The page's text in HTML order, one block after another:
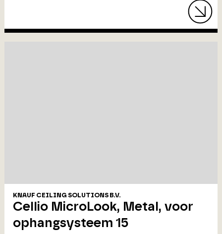
KNAUF CEILING SOLUTIONS B.V.
Cellio MicroLook, Metal, voor
ophangsysteem 15